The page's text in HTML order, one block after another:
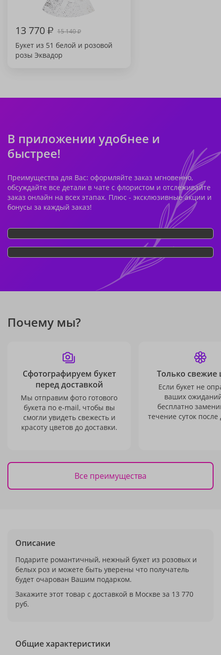
13 770₽ 15 140₽
Букет из 51 белой и розовой
розы Эквадор
В приложении удобнее и
быстрее!
Преимущества для Вас: оформляйте заказ мгновенно,
обсуждайте все детали в чате с флористом и отслеживайте
заказ онлайн на всех этапах. Плюс - эксклюзивные акции и
бонусы за каждый заказ!
Почему мы?
Сфотографируем букет
перед доставкой
Мы отправим фото готового
букета по e-mail, чтобы вы
смогли увидеть свежесть и
красоту цветов до доставки.
Только свежие
Если букет не
ваших
бесплатно
течение суток после
Все преимущества
Описание
Подарите романтичный, нежный букет из розовых и
белых роз и можете быть уверены что получатель
будет очарован Вашим подарком.
Закажите этот товар с доставкой в Москве за 13 770
руб.
Общие характеристики